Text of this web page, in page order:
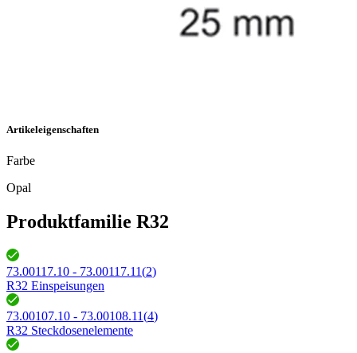
Artikeleigenschaften
Farbe
Opal
Produktfamilie R32
73.00117.10 - 73.00117.11(2)
R32 Einspeisungen
73.00107.10 - 73.00108.11(4)
R32 Steckdosenelemente